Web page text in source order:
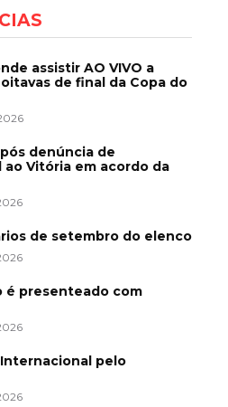
assistir AO VIVO a
de final da Copa do
denúncia de
Vitória em acordo da
de setembro do elenco
é presenteado com
pelo